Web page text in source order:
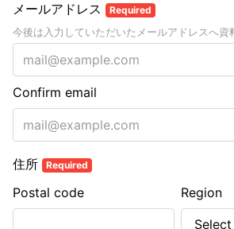
メールアドレス Required
今後は入力していただいたメールアドレスへ資
Confirm email
住所 Required
Postal code Region